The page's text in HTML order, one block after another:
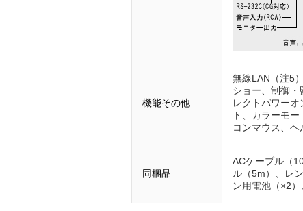
機能その他
無線LAN（注5
ショー、制御
レクトパワー
ト、カラーモ
コンマウス、
同梱品
ACケーブル（
ル（5m）、レ
ン用電池（×2